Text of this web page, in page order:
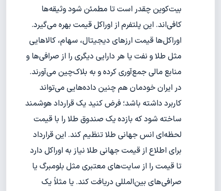
بیت‌کوین چقدر است تا مطمئن شود وثیقه‌ها
کافی‌اند. این پلتفرم از اوراکل قیمت بهره می‌گیرد.
اوراکل‌ها قیمت ارزهای دیجیتال، سهام، کالاهایی
مثل طلا و نفت یا هر دارایی دیگری را از صرافی‌ها و
منابع مالی جمع‌آوری کرده و به بلاک‌چین می‌آورند.
در ایران خودمان هم چنین داده‌هایی می‌تواند
کاربرد داشته باشد؛ فرض کنید یک قرارداد هوشمند
ساخته شود که بازده یک صندوق طلا را با قیمت
لحظه‌ای انس جهانی طلا تنظیم کند. این قرارداد
برای اطلاع از قیمت جهانی طلا نیاز به اوراکل دارد
تا قیمت را از سایت‌های معتبری مثل بلومبرگ یا
صرافی‌های بین‌المللی دریافت کند. یا مثلاً یک